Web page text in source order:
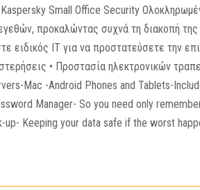
Small Office Security
προκαλώντας συχνά τη διακοπή της
IT για να προστατεύσετε την
• Προστασία ηλεκτρονικών
Mac -Android Phones and Tablets-
Manager- So you need only
Keeping your data safe if the worst